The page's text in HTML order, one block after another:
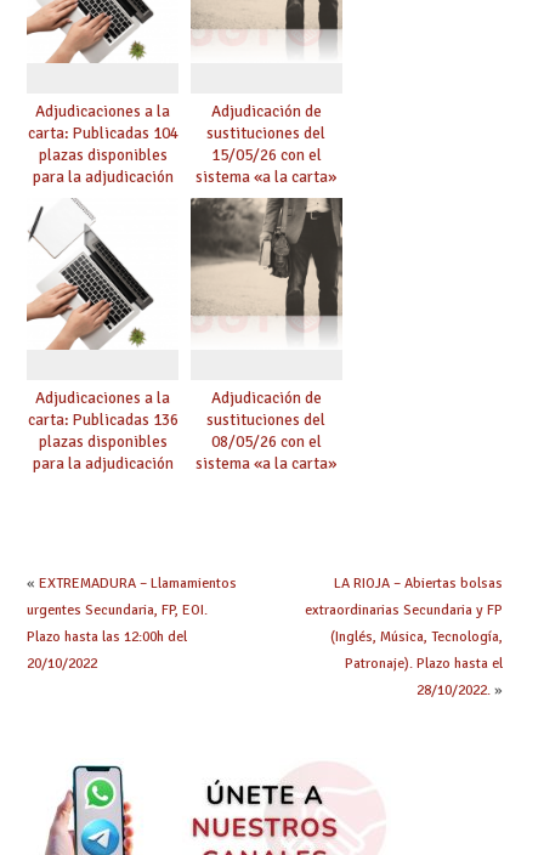
Adjudicaciones a la
carta: Publicadas 104
plazas disponibles
para la adjudicación
de mañana y abierto
plazo de solicitudes
Adjudicación de
sustituciones del
15/05/26 con el
sistema «a la carta»
conseguido con el
Acuerdo de Mejoras
Adjudicaciones a la
carta: Publicadas 136
plazas disponibles
para la adjudicación
Adjudicación de
sustituciones del
08/05/26 con el
sistema «a la carta»
« EXTREMADURA – Llamamientos
urgentes Secundaria, FP, EOI.
Plazo hasta las 12:00h del
20/10/2022
LA RIOJA – Abiertas bolsas
extraordinarias Secundaria y FP
(Inglés, Música, Tecnología,
Patronaje). Plazo hasta el
28/10/2022.»